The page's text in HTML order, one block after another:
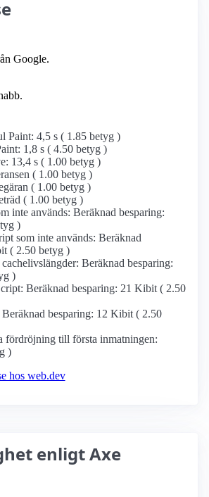
Google.
Paint: 4,5 s ( 1.85 betyg )
1,8 s ( 4.50 betyg )
13,4 s ( 1.00 betyg )
( 1.00 betyg )
( 1.00 betyg )
( 1.00 betyg )
inte används: Beräknad besparing:
)
som inte används: Beräknad
( 2.50 betyg )
Beräknad besparing:
)
Beräknad besparing: 21 Kibit ( 2.50
besparing: 12 Kibit ( 2.50
fördröjning till första inmatningen:
)
hos web.dev
enligt Axe